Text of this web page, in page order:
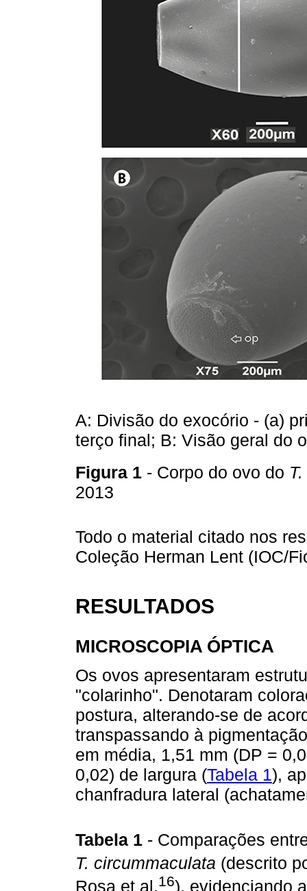
A: Divisão do exocório - (a)
terço final; B: Visão geral do
Figura 1 - Corpo do ovo do
2013
Todo o material citado nos
Coleção Herman Lent (IOC/
RESULTADOS
MICROSCOPIA ÓPTICA
Os ovos apresentaram
"colarinho". Denotaram
postura, alterando-se de
transpassando à
em média, 1,51 mm (DP =
0,02) de largura (Tabela 1),
chanfradura lateral
Tabela 1 - Comparações
T. circummaculata (descrito
Rosa et al.16), evidenciando